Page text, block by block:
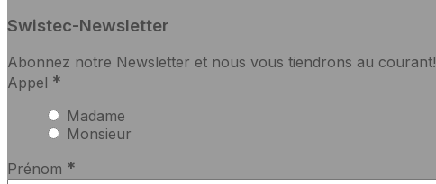
Swistec-Newsletter
Abonnez notre Newsletter et nous vous tiendrons au courant!
Appel *
Madame
Monsieur
Prénom *